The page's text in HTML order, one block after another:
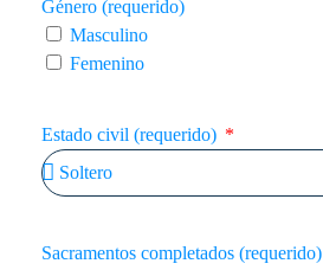
Género (requerido)
Masculino
Femenino
Estado civil (requerido)
Sacramentos completados (requerido)